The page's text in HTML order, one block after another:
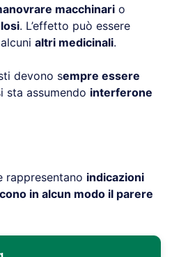
macchinari o
. L’effetto può essere
altri medicinali.
devono sempre essere
sta assumendo interferone
rappresentano indicazioni
in alcun modo il parere